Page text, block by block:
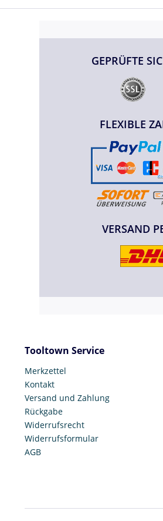
GEPRÜFTE
FLEXIBLE
VERSAND
Tooltown Service
Merkzettel
Kontakt
Versand und Zahlung
Rückgabe
Widerrufsrecht
Widerrufsformular
AGB